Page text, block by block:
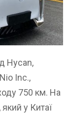
Hycan,
Inc.,
750 км. На
у Китаї